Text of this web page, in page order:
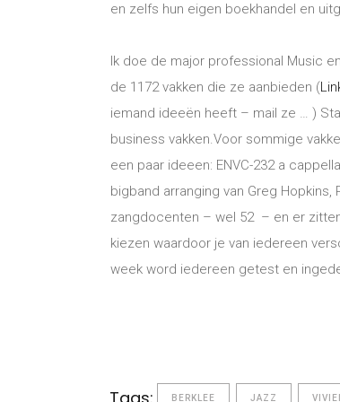
en zelfs hun eigen boekhandel en
Ik doe de major professional Music
de 1172 vakken die ze aanbieden (
iemand ideeën heeft – mail ze … )
business vakken.Voor sommige
een paar ideeen: ENVC-232 a
bigband arranging van Greg
zangdocenten – wel 52 – en er
kiezen waardoor je van iedereen
week word iedereen getest en
BERKLEE JAZZ